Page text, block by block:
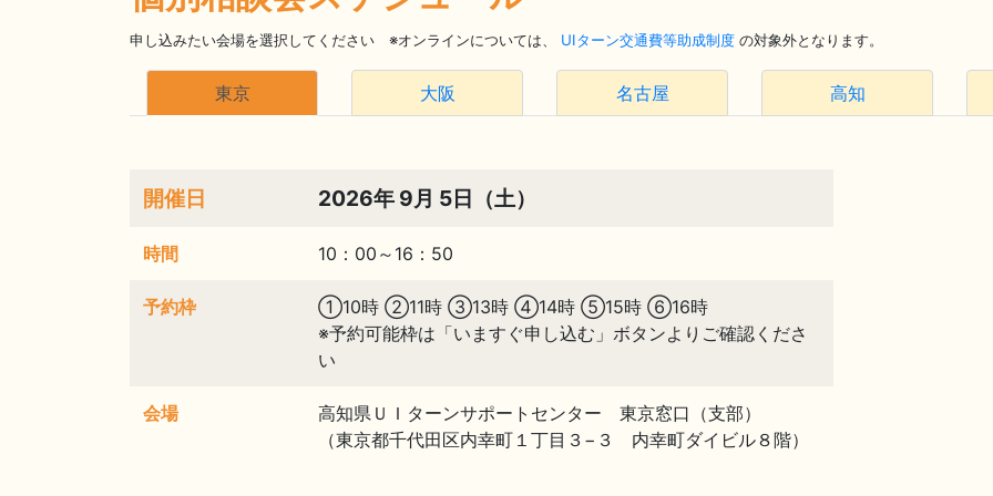
申し込みたい会場を選択してください ※オンラインについては、 UIターン交通費等助成制度 の対象外となります。
東京 大阪 名古屋 高知
開催日 2026年 9月 5日（土）
時間 10：00～16：50
予約枠
①10時 ②11時 ③13時 ④14時 ⑤15時 ⑥16時
※予約可能枠は「いますぐ申し込む」ボタンよりご確認くださ
い
会場
高知県ＵＩターンサポートセンター 東京窓口（支部）
（東京都千代田区内幸町１丁目３−３ 内幸町ダイビル８階）